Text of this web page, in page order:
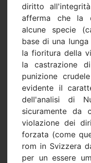
diritto
afferma che la
alcune specie
base di una
la fioritura della
la castrazione
punizione
evidente il
dell'analisi di
sicuramente da
violazione dei
forzata (come
rom in Svizzera
per un essere